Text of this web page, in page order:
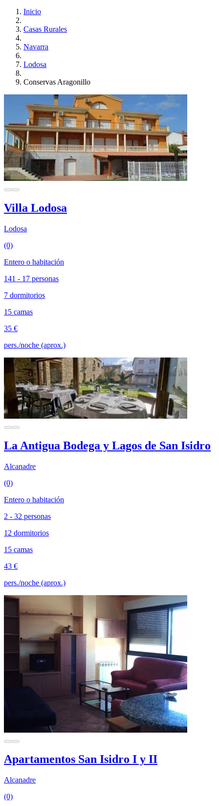
Inicio
Casas Rurales
Navarra
Lodosa
Conservas Aragonillo
Villa Lodosa
Lodosa
(0)
Entero o habitación
141 - 17 personas
7 dormitorios
15 camas
35 €
pers./noche (aprox.)
La Antigua Bodega y Lagos de San Isidro
Alcanadre
(0)
Entero o habitación
2 - 32 personas
12 dormitorios
15 camas
43 €
pers./noche (aprox.)
Apartamentos San Isidro I y II
Alcanadre
(0)